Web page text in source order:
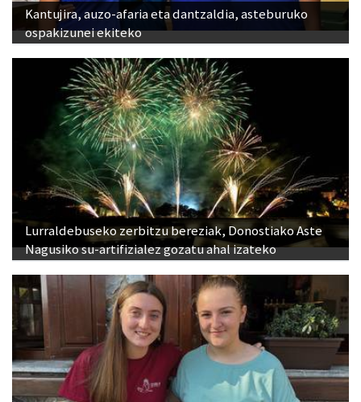
Lurraldebuseko zerbitzu bereziak, Donostiako Aste
Nagusiko su-artifizialez gozatu ahal izateko